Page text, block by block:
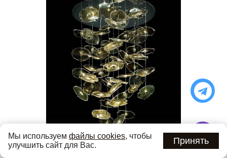
Мы используем файлы cookies, чтобы
улучшить сайт для Вас.
Принять